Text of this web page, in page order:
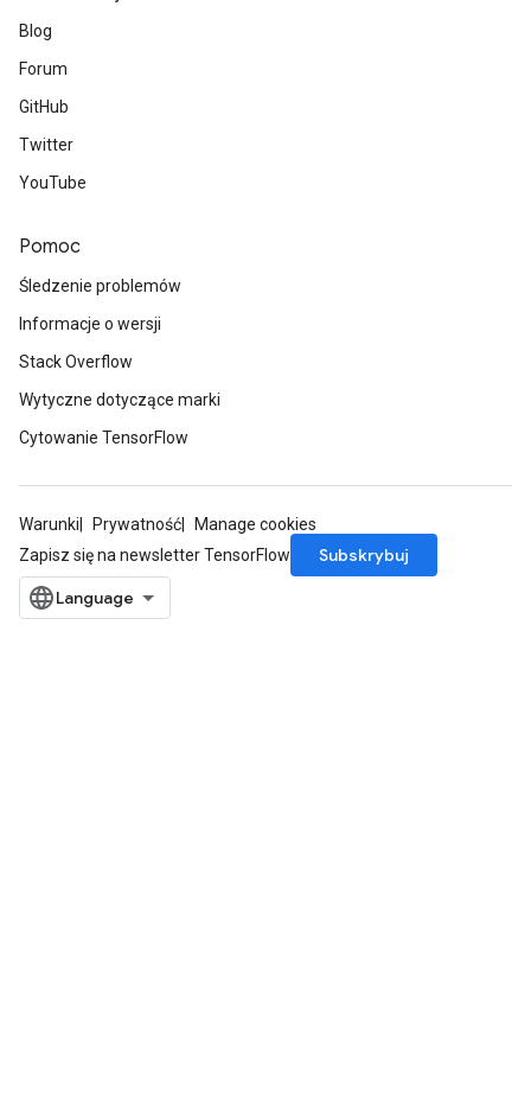
Blog
Forum
GitHub
Twitter
YouTube
Pomoc
Śledzenie problemów
Informacje o wersji
Stack Overflow
Wytyczne dotyczące marki
Cytowanie TensorFlow
Warunki Prywatność
Manage cookies
Zapisz się na newsletter TensorFlow
Subskrybuj